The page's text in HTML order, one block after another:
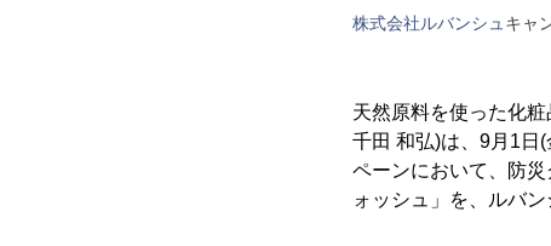
株式会社ルバンシュ キャ
天然原料を使った化
千田 和弘)は、9月1日
ペーンにおいて、防
ォッシュ」を、ルバ